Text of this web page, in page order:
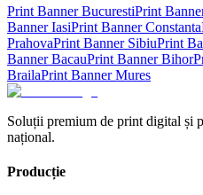
Print BannerBucurestiPrint
BannerIasiPrint BannerConstanta
PrahovaPrint Banner SibiuPrint
BannerBacauPrint BannerBihor
BrailaPrint BannerMures
Soluții premium de print digital și
național.
Producție